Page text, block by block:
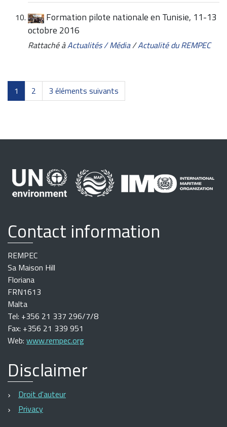
Formation pilote nationale en Tunisie, 11-13
octobre 2016
Rattaché àActualités / Média/Actualité du REMPEC
1 2 3 éléments suivants
Contact information
REMPEC
Sa Maison Hill
Floriana
FRN1613
Malta
Tel: +356 21 337 296/7/8
Fax: +356 21 339 951
Web: www.rempec.org
Disclaimer
Droit d'auteur
Privacy